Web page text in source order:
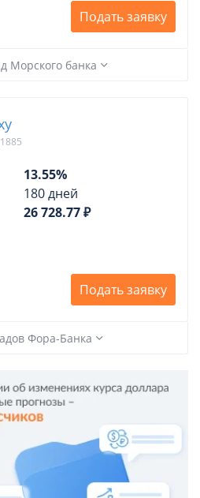
Подать заявку
Морского банка
13.55%
180 дней
26 728.77 ₽
Подать заявку
Фора-Банка